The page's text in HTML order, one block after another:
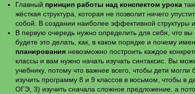
Главный принцип работы над конспектом урока
жёсткая структура, которая не позволит ничего
собой. В создании наиболее эффективной структуры
В первую очередь нужно определить для себя, что вы
будете это делать, как, в каком порядке и почему
планированияневозможно построить каждое
классы и вам нужно начать изучать синтаксис. Вы
учебнику, потому что важнее всего, чтобы дети
изучить программу 8 и 9 классов в восьмом, чтобы в
ОГЭ, 3) изучить сначала сложное предложение, а